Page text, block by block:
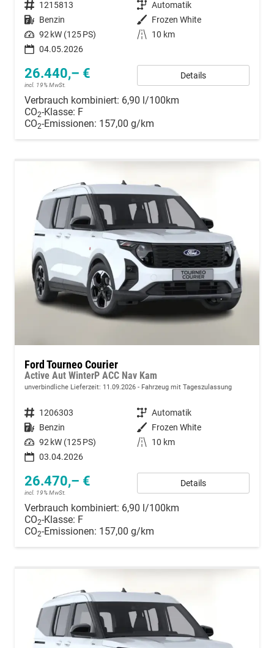
Fahrzeugnummer 1215813 Getriebe Automatik
Kraftstoff Benzin Außenfarbe Frozen White
Leistung 92 kW (125 PS) Kilometerstand
10 km
04.05.2026
26.440,– €
incl. 19% MwSt.
Details
Verbrauch kombiniert: 6,90 l/100km
CO2-Klasse: F
CO2-Emissionen: 157,00 g/km
Ford Tourneo Courier
Active Aut WinterP ACC Nav Kam
unverbindliche Lieferzeit: 11.09.2026 Fahrzeug mit Tageszulassung
Fahrzeugnummer 1206303 Getriebe Automatik
Kraftstoff Benzin Außenfarbe Frozen White
Leistung 92 kW (125 PS) Kilometerstand
10 km
03.04.2026
26.470,– €
incl. 19% MwSt.
Details
Verbrauch kombiniert: 6,90 l/100km
CO2-Klasse: F
CO2-Emissionen: 157,00 g/km